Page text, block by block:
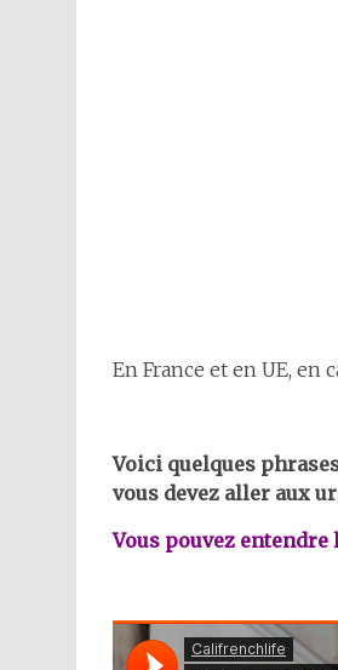
En France et en UE, en
Voici quelques
vous devez aller aux
Vous pouvez